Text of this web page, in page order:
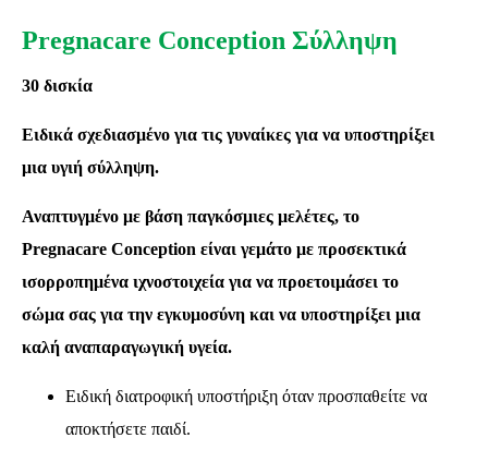
Pregnacare Conception Σύλληψη
30 δισκία
Ειδικά σχεδιασμένο για τις γυναίκες για να υποστηρίξει
μια υγιή σύλληψη.
Αναπτυγμένο με βάση παγκόσμιες μελέτες, το
Pregnacare Conception είναι γεμάτο με προσεκτικά
ισορροπημένα ιχνοστοιχεία για να προετοιμάσει το
σώμα σας για την εγκυμοσύνη και να υποστηρίξει μια
καλή αναπαραγωγική υγεία.
Ειδική διατροφική υποστήριξη όταν προσπαθείτε να
αποκτήσετε παιδί.